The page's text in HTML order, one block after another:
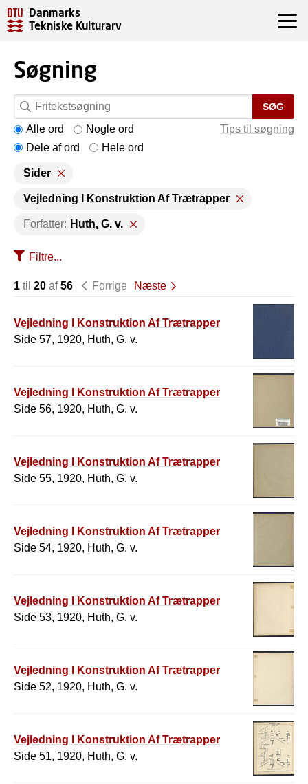
Danmarks
Tekniske Kulturarv
Søgning
SØG
Tips til søgning
Alle ord
Nogle ord
Dele af ord
Hele ord
Sider
Vejledning I Konstruktion Af Trætrapper
Forfatter: Huth, G. v.
Filtre...
1 til 20 af56 Forrige Næste
Vejledning I Konstruktion Af Trætrapper
Side 57, 1920, Huth, G. v.
Vejledning I Konstruktion Af Trætrapper
Side 56, 1920, Huth, G. v.
Vejledning I Konstruktion Af Trætrapper
Side 55, 1920, Huth, G. v.
Vejledning I Konstruktion Af Trætrapper
Side 54, 1920, Huth, G. v.
Vejledning I Konstruktion Af Trætrapper
Side 53, 1920, Huth, G. v.
Vejledning I Konstruktion Af Trætrapper
Side 52, 1920, Huth, G. v.
Vejledning I Konstruktion Af Trætrapper
Side 51, 1920, Huth, G. v.